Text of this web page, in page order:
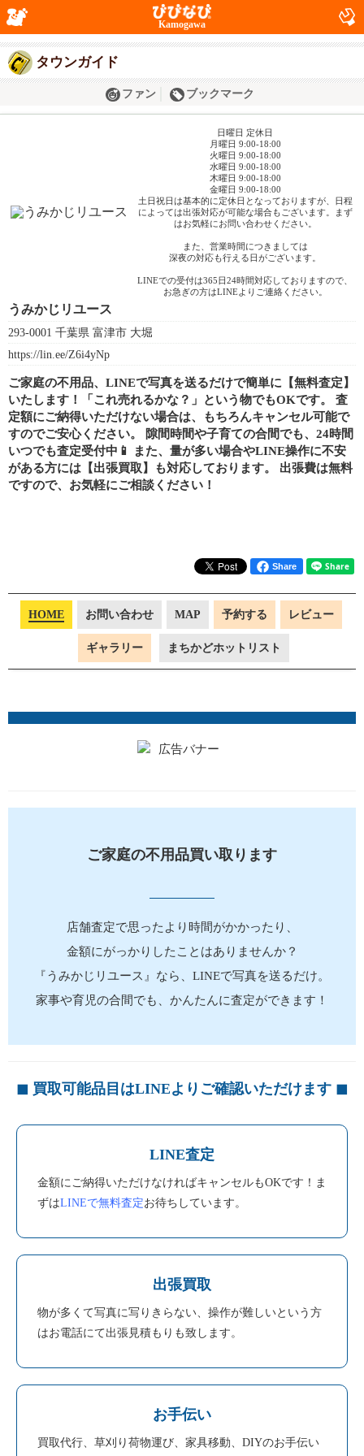
Kamogawa
タウンガイド
ファン ブックマーク
日曜日 定休日
月曜日 9:00-18:00
火曜日 9:00-18:00
水曜日 9:00-18:00
木曜日 9:00-18:00
金曜日 9:00-18:00
土日祝日は基本的に定休日となっておりますが、日程
によっては出張対応が可能な場合もございます。まず
はお気軽にお問い合わせください。
また、営業時間につきましては
深夜の対応も行える日がございます。
LINEでの受付は365日24時間対応しておりますので、
お急ぎの方はLINEよりご連絡ください。
うみかじリユース
293-0001 千葉県 富津市 大堀
https://lin.ee/Z6i4yNp
ご家庭の不用品、LINEで写真を送るだけで簡単に【無料査定】
いたします！「これ売れるかな？」という物でもOKです。 査
定額にご納得いただけない場合は、もちろんキャンセル可能で
すのでご安心ください。 隙間時間や子育ての合間でも、24時間
いつでも査定受付中📱 また、量が多い場合やLINE操作に不安
がある方には【出張買取】も対応しております。 出張費は無料
ですので、お気軽にご相談ください！
Share
HOME お問い合わせ MAP 予約する レビュー
ギャラリー まちかどホットリスト
ご家庭の不用品買い取ります
店舗査定で思ったより時間がかかったり、
金額にがっかりしたことはありませんか？
『うみかじリユース』なら、LINEで写真を送るだけ。
家事や育児の合間でも、かんたんに査定ができます！
◼︎ 買取可能品目はLINEよりご確認いただけます ◼︎
LINE査定
金額にご納得いただけなければキャンセルもOKです！ま
ずはLINEで無料査定お待ちしています。
出張買取
物が多くて写真に写りきらない、操作が難しいという方
はお電話にて出張見積もりも致します。
お手伝い
買取代行、草刈り荷物運び、家具移動、DIYのお手伝い